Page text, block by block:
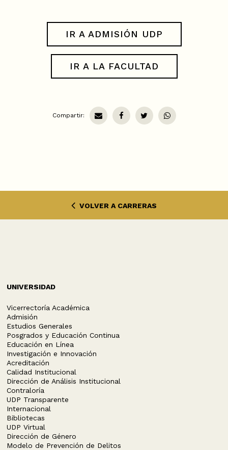
IR A ADMISIÓN UDP
IR A LA FACULTAD
Compartir:
VOLVER A CARRERAS
UNIVERSIDAD
Vicerrectoría Académica
Admisión
Estudios Generales
Posgrados y Educación Continua
Educación en Línea
Investigación e Innovación
Acreditación
Calidad Institucional
Dirección de Análisis Institucional
Contraloría
UDP Transparente
Internacional
Bibliotecas
UDP Virtual
Dirección de Género
Modelo de Prevención de Delitos